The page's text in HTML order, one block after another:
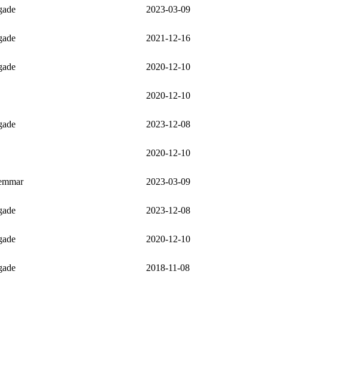
2023-03-09
2021-12-16
2020-12-10
2020-12-10
2023-12-08
2020-12-10
2023-03-09
2023-12-08
2020-12-10
2018-11-08